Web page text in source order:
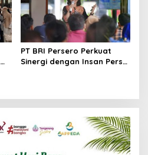
PT BRI Persero Perkuat
Sinergi dengan Insan Pers